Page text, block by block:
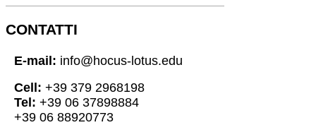
CONTATTI
E-mail: info@hocus-lotus.edu
Cell: +39 379 2968198
Tel: +39 06 37898884
+39 06 88920773